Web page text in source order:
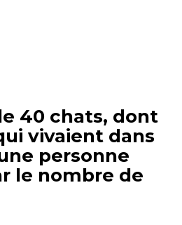
40 chats, dont
vivaient dans
personne
le nombre de